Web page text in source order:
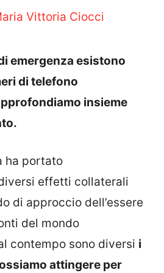
Vittoria Ciocci
emergenza esistono
di telefono
insieme
ha portato
effetti collaterali
di approccio dell’essere
del mondo
contempo sono diversi i
attingere per